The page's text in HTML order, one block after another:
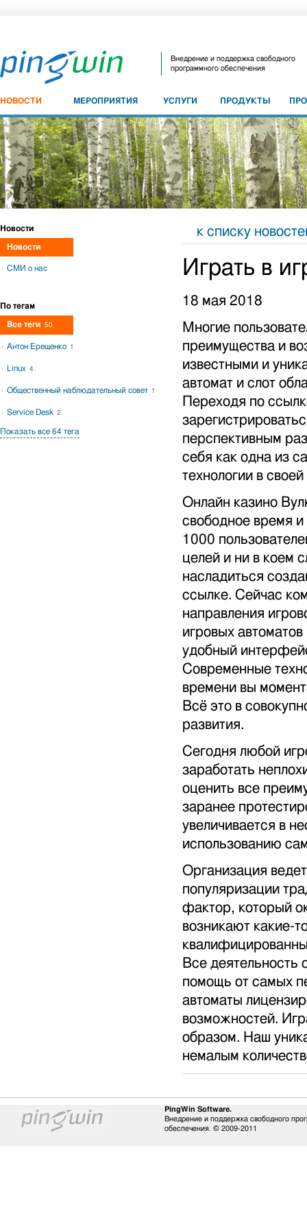
Внедрение и поддержка свободного
программного обеспечения
НОВОСТИ МЕРОПРИЯТИЯ УСЛУГИ ПРОДУКТЫ
к списку
Играть в
18 мая 2018
Многие
преимущества и
известными и
автомат и слот
Переходя по
перспективным
себя как одна из
технологии в
Онлайн казино
свободное время и
1000
целей и ни в коем
насладиться
ссылке. Сейчас
направления
игровых
удобный
Современные
времени вы
Всё это в
развития.
Сегодня любой
заработать
оценить все
заранее
увеличивается в
использованию
Организация
популяризации
фактор, который
возникают какие-
Все деятельность
помощь от самых
автоматы
возможностей.
образом. Наш
немалым
Новости
Новости
СМИ о нас
По тегам
Все теги 50
Антон Ерещенко 1
Linux 4
Общественный наблюдательный совет 1
Service Desk 2
Показать все 64 тега
PingWin Software.
Внедрение и поддержка свободного
обеспечения. © 2009-2011